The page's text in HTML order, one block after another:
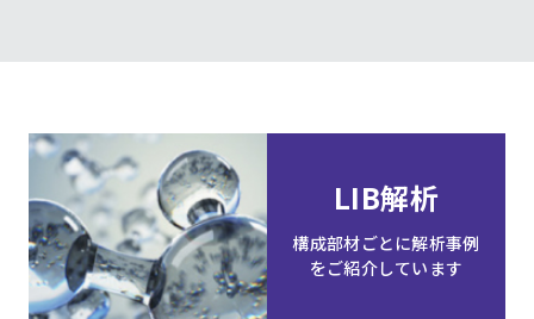
LIB解析
構成部材ごとに解析事例
をご紹介しています